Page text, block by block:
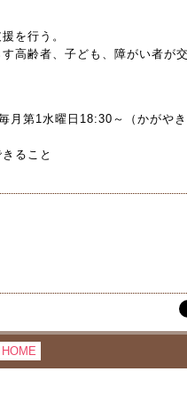
を行う。
高齢者、子ども、障がい者が
月第1水曜日18:30～（かがや
ること
HOME